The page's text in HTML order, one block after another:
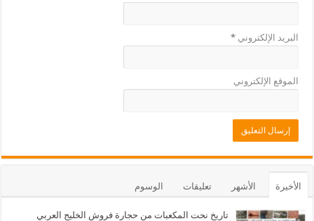
البريد الإلكتروني*
الموقع الإلكتروني
الأخيرة الأشهر تعليقات الوسوم
تاريخ نحت المكعبات من حجارة فروش الخليج العربي